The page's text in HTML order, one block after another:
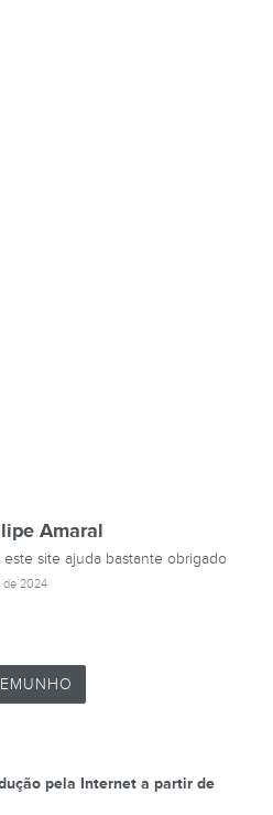
Amaral
site ajuda bastante obrigado
de 2024
pela Internet a partir de